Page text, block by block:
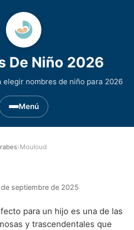
De Niño 2026
elegir nombres de niño para 2026
Menú
niño que empiezan por D
de Niño Asturianos
de Niño Celtas
de Niño Alemanes
Buscar
›Mouloud
de septiembre de 2025
para un hijo es una de las
y trascendentales que